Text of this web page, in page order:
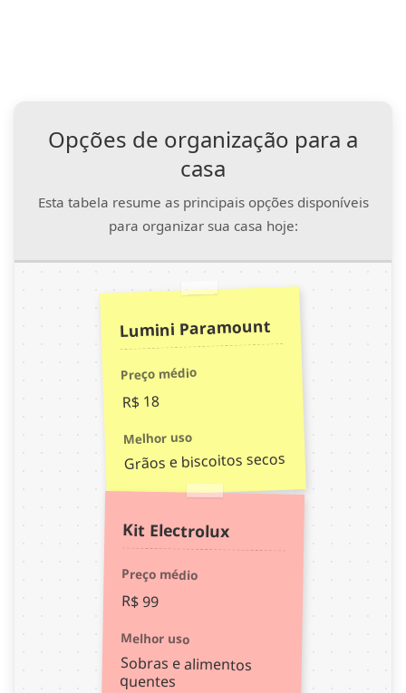
Opções de organização para a
casa
Esta tabela resume as principais opções disponíveis
para organizar sua casa hoje:
Lumini Paramount
Preço médio
R$ 18
Melhor uso
Grãos e biscoitos secos
Kit Electrolux
Preço médio
R$ 99
Melhor uso
Sobras e alimentos
quentes